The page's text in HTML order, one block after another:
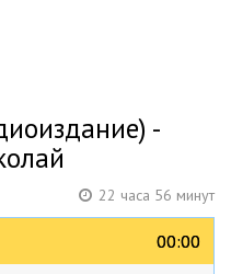
-
22 часа 56 минут
00:00
00:00